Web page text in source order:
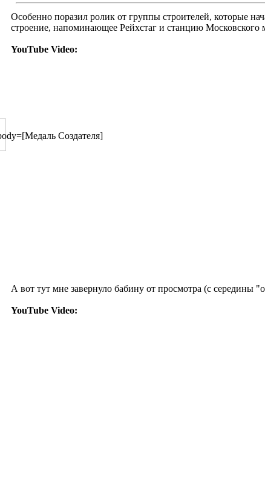
Особенно поразил ролик от группы строителей, которые
строение, напоминающее Рейхстаг и станцию Московского
YouTube Video:
А вот тут мне завернуло бабину от просмотра (с середины
YouTube Video: